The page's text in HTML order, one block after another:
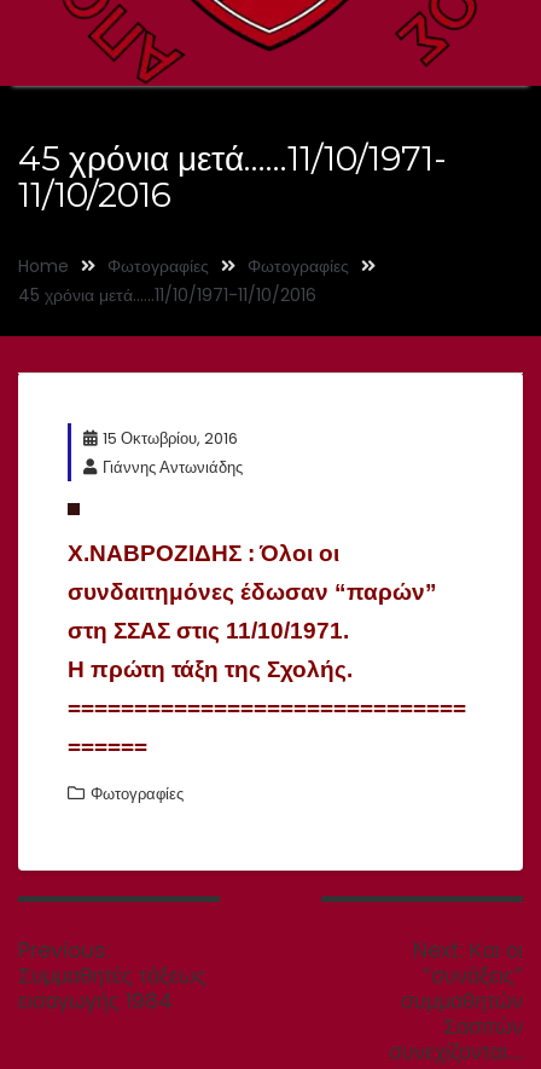
45 χρόνια μετά……11/10/1971-
11/10/2016
Home Φωτογραφίες
Φωτογραφίες
45 χρόνια μετά……11/10/1971-11/10/2016
15 Οκτωβρίου, 2016
Γιάννης Αντωνιάδης
Χ.ΝΑΒΡΟΖΙΔΗΣ : Όλοι οι
συνδαιτημόνες έδωσαν “παρών”
στη ΣΣΑΣ στις 11/10/1971.
Η πρώτη τάξη της Σχολής.
==============================
======
Φωτογραφίες
Πλοήγηση
Previous:Previous
post:
Συμμαθητές τάξεως
εισαγωγής 1984
Next: Next
post:
Και οι
“συνάξεις”
συμμαθητών
Σασιτών
συνεχίζονται….